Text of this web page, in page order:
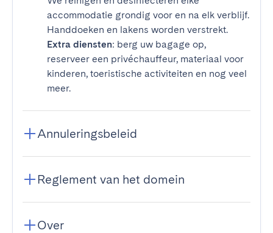
accommodatie grondig voor en na elk verblijf.
Handdoeken en lakens worden verstrekt.
Extra diensten: berg uw bagage op,
reserveer een privéchauffeur, materiaal voor
kinderen, toeristische activiteiten en nog veel
meer.
Annuleringsbeleid
Reglement van het domein
Over